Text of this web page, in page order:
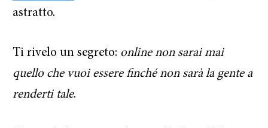
astratto.
Ti rivelo un segreto: online non sarai mai
quello che vuoi essere finché non sarà la gente a
renderti tale.